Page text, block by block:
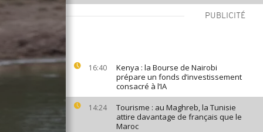
PUBLICITÉ
16:40
Kenya : la Bourse de Nairobi
prépare un fonds d’investissement
consacré à l’IA
14:24
Tourisme : au Maghreb, la Tunisie
attire davantage de français que le
Maroc